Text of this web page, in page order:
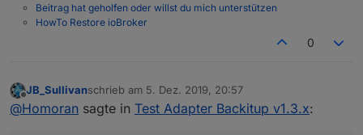
Beitrag hat geholfen oder willst du mich unterstützen
HowTo Restore ioBroker
0
Offline
JB_Sullivanschrieb am 5. Dez. 2019, 20:57
zuletzt editiert von
@Homoran sagte in Test Adapter Backitup v1.3.x: